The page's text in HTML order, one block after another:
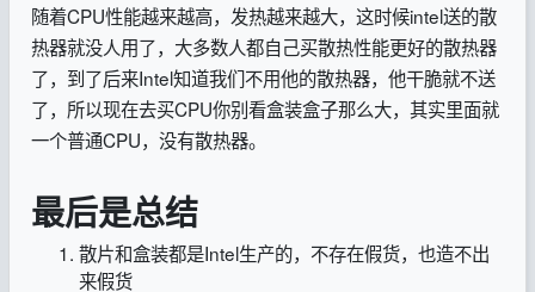
随着CPU性能越来越高，发热越来越大，这时候intel送的散
热器就没人用了，大多数人都自己买散热性能更好的散热器
了，到了后来Intel知道我们不用他的散热器，他干脆就不送
了，所以现在去买CPU你别看盒装盒子那么大，其实里面就
一个普通CPU，没有散热器。
最后是总结
散片和盒装都是Intel生产的，不存在假货，也造不出
来假货